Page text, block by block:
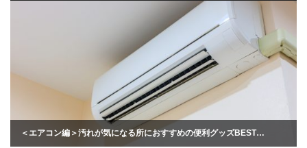
＜エアコン編＞汚れが気になる所におすすめの便利グッズBEST…